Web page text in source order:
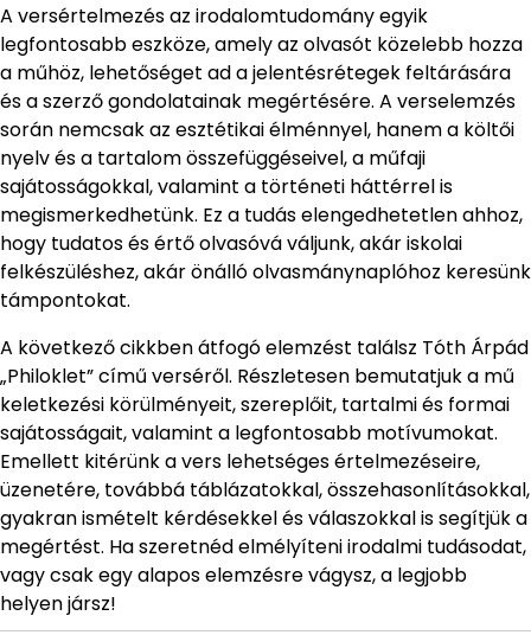
A versértelmezés az irodalomtudomány egyik
legfontosabb eszköze, amely az olvasót közelebb hozza
a műhöz, lehetőséget ad a jelentésrétegek feltárására
és a szerző gondolatainak megértésére. A verselemzés
során nemcsak az esztétikai élménnyel, hanem a költői
nyelv és a tartalom összefüggéseivel, a műfaji
sajátosságokkal, valamint a történeti háttérrel is
megismerkedhetünk. Ez a tudás elengedhetetlen ahhoz,
hogy tudatos és értő olvasóvá váljunk, akár iskolai
felkészüléshez, akár önálló olvasmánynaplóhoz keresünk
támpontokat.
A következő cikkben átfogó elemzést találsz Tóth Árpád
„Philoklet” című verséről. Részletesen bemutatjuk a mű
keletkezési körülményeit, szereplőit, tartalmi és formai
sajátosságait, valamint a legfontosabb motívumokat.
Emellett kitérünk a vers lehetséges értelmezéseire,
üzenetére, továbbá táblázatokkal, összehasonlításokkal,
gyakran ismételt kérdésekkel és válaszokkal is segítjük a
megértést. Ha szeretnéd elmélyíteni irodalmi tudásodat,
vagy csak egy alapos elemzésre vágysz, a legjobb
helyen jársz!